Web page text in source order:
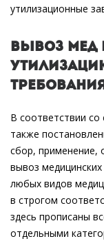
утилизационные
Вывоз мед
В соответствии
также
сбор, применение,
вывоз
любых видов
в строгом
здесь прописаны
отдельными